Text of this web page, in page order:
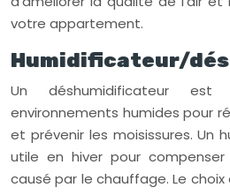
votre appartement.
Humidificateur/
Un déshumidificateur
environnements humides pour
et prévenir les moisissures. Un
utile en hiver pour compenser
causé par le chauffage. Le